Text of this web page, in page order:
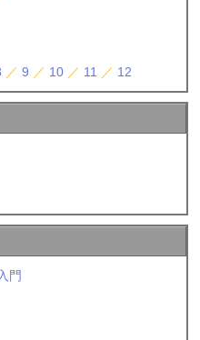
／9 ／ 10 ／ 11 ／ 12
門